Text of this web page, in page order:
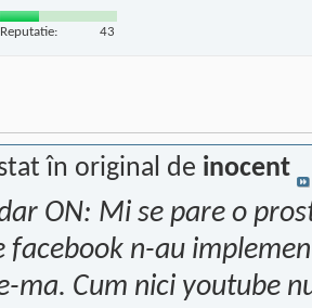
Reputatie: 43
în original de inocent
ON: Mi se pare o
facebook n-au
ma. Cum nici youtube